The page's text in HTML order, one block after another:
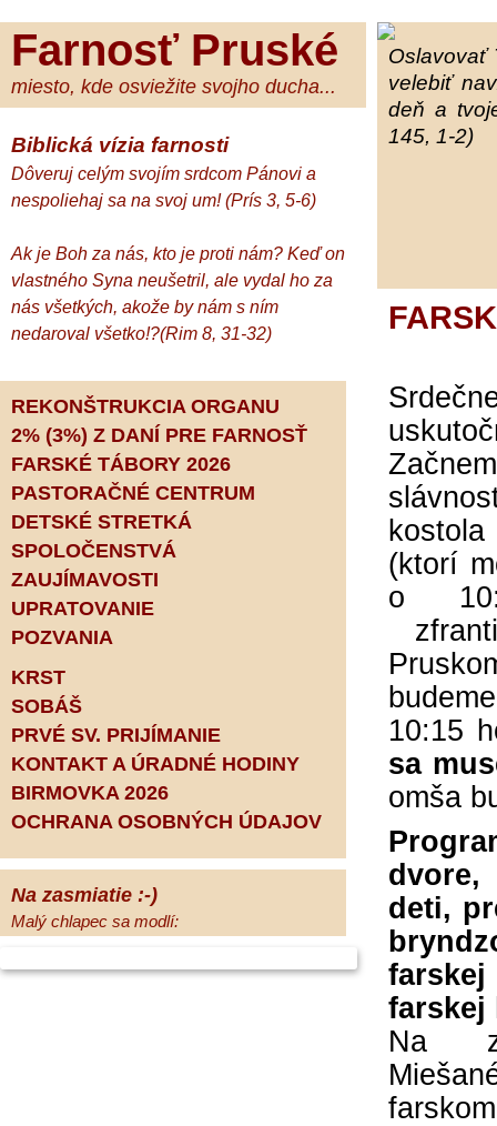
Farnosť Pruské
miesto, kde osviežite svojho ducha...
Biblická vízia farnosti
Dôveruj celým svojím srdcom Pánovi a
nespoliehaj sa na svoj um! (Prís 3, 5-6)
Ak je Boh za nás, kto je proti nám? Keď on
vlastného Syna neušetril, ale vydal ho za
nás všetkých, akože by nám s ním
nedaroval všetko!?(Rim 8, 31-32)
REKONŠTRUKCIA ORGANU
2% (3%) Z DANÍ PRE FARNOSŤ
FARSKÉ TÁBORY 2026
PASTORAČNÉ CENTRUM
DETSKÉ STRETKÁ
SPOLOČENSTVÁ
ZAUJÍMAVOSTI
UPRATOVANIE
POZVANIA
KRST
SOBÁŠ
PRVÉ SV. PRIJÍMANIE
KONTAKT A ÚRADNÉ HODINY
BIRMOVKA 2026
OCHRANA OSOBNÝCH ÚDAJOV
Na zasmiatie :-)
Malý chlapec sa modlí:
mamičku a prosím aj za Teba, Pane Bože,
Oslavovať
velebiť
deň a
145, 1-2)
(ktorí
o
10:15
sa
omša
deti,
Na